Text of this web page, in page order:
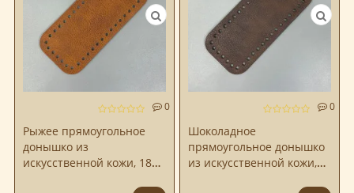
0
Рыжее прямоугольное
донышко из
искусственной кожи, 18×8
0
Шоколадное
прямоугольное донышко
из искусственной кожи,